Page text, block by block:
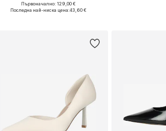
Налични размери: 37, 38, 39, 40, 41
Първоначално: 129,00 €
Последна най-ниска цена:43,60 €